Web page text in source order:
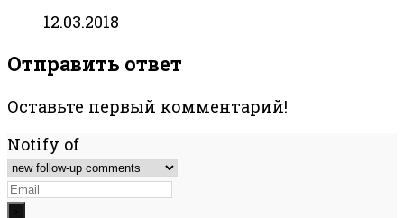
12.03.2018
Отправить ответ
Оставьте первый комментарий!
Notify of